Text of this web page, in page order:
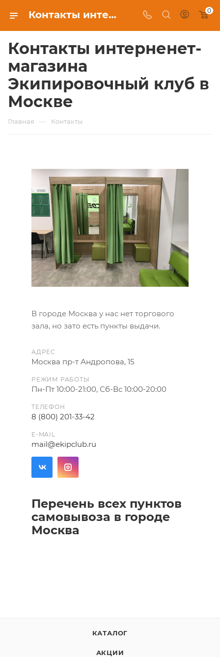
Контакты интерненет-магазина Экипировочный клуб в Москве 0
Контакты интерненет-
магазина
Экипировочный клуб в
Москве
Главная — Контакты
В городе Москва у нас нет торгового
зала, но зато есть пункты выдачи.
АДРЕС
Москва пр-т Андропова, 15
РЕЖИМ РАБОТЫ
Пн-Пт 10:00-21:00, Сб-Вс 10:00-20:00
ТЕЛЕФОН
8 (800) 201-33-42
E-MAIL
mail@ekipclub.ru
Перечень всех пунктов
самовывоза в городе
Москва
КАТАЛОГ
АКЦИИ